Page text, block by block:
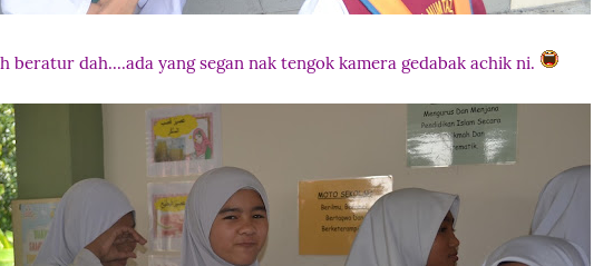
beratur dah....ada yang segan nak tengok kamera gedabak achik ni.